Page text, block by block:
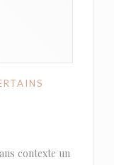
contexte un